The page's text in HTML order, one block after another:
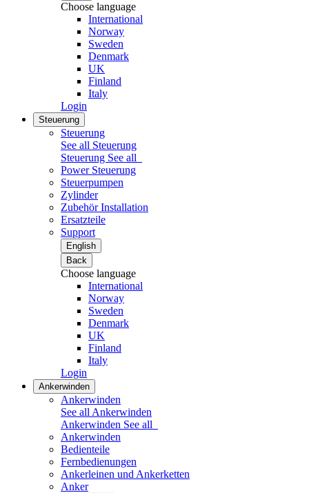
Choose language
International
Norway
Sweden
Denmark
UK
Finland
Italy
Login
Steuerung
Steuerung
See all Steuerung
Steuerung See all
Power Steuerung
Steuerpumpen
Zylinder
Zubehör Installation
Ersatzteile
Support
English
Back
Choose language
International
Norway
Sweden
Denmark
UK
Finland
Italy
Login
Ankerwinden
Ankerwinden
See all Ankerwinden
Ankerwinden See all
Ankerwinden
Bedienteile
Fernbedienungen
Ankerleinen und Ankerketten
Anker